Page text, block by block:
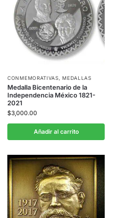
CONMEMORATIVAS,MEDALLAS
Medalla Bicentenario de la
Independencia México 1821-
2021
$3,000.00
Añadir al carrito